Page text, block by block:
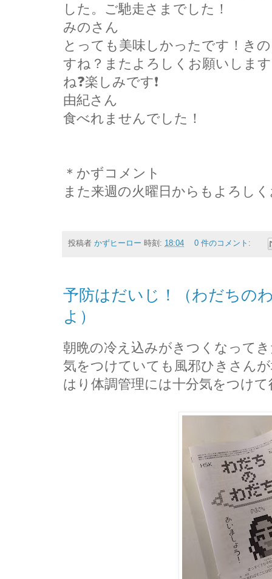
した。ご馳走さまでした！
みのさん
とっても美味しかったです！き
すね？またよろしくお願いしま
ね❓楽しみです❗
由紀さん
食べれませんでした！
＊かずコメント
また来週の火曜日からもよろし
投稿者 かずヒーロー 時刻: 18:04 0 件のコメント:
予防はだいじ！（わだちの
よ）
朝晩の冷え込みがきつくなって
気をつけていても風邪ひきさん
はり体調管理には十分気をつけ